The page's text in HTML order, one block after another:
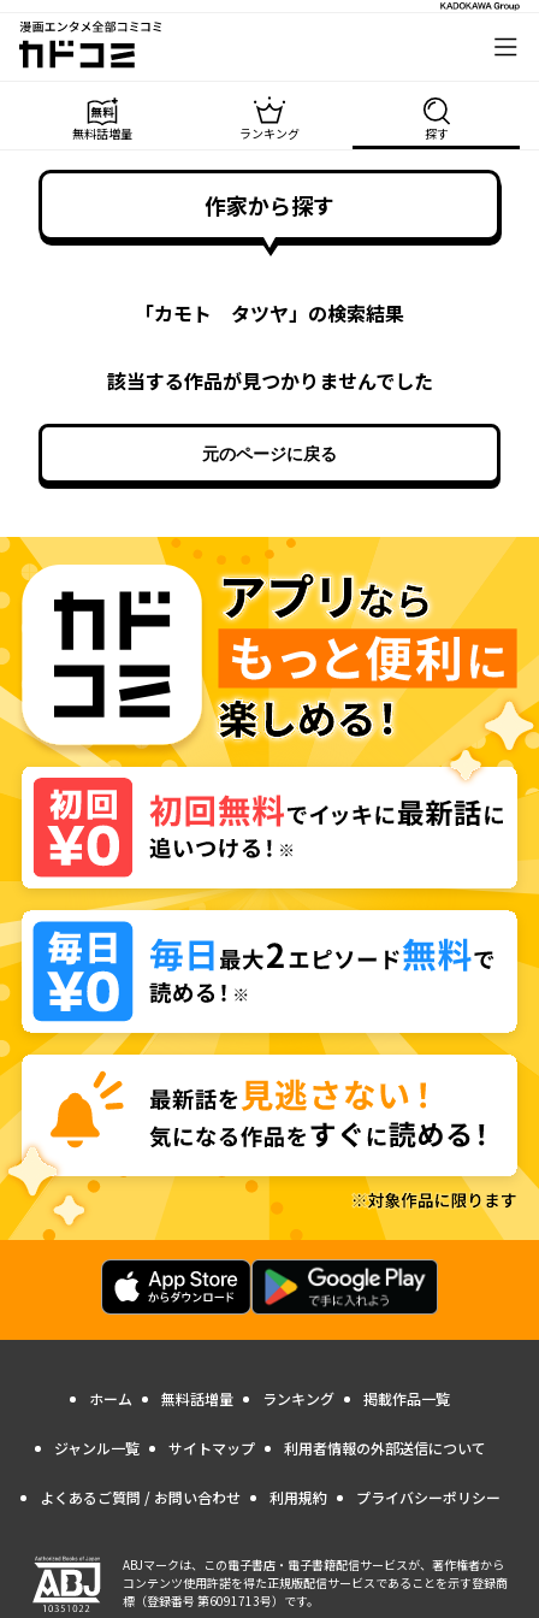
漫画エンタメ全部コミコミ
カドコミ
無料話増量 ランキング 探す
作家から探す
「カモト タツヤ」の検索結果
該当する作品が見つかりませんでした
元のページに戻る
ホーム 無料話増量 ランキング 掲載作品一覧
ジャンル一覧 サイトマップ 利用者情報の外部送信について
よくあるご質問 / お問い合わせ 利用規約 プライバシーポリシー
ABJマークは、この電子書店・電子書籍配信サービスが、著作権者から
コンテンツ使用許諾を得た正規版配信サービスであることを示す登録商
標（登録番号 第6091713号）です。